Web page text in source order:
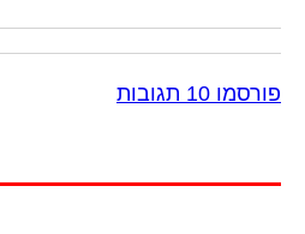
פורסמו 10 תגובות